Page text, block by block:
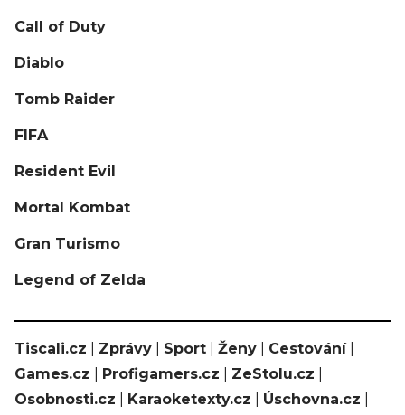
Call of Duty
Diablo
Tomb Raider
FIFA
Resident Evil
Mortal Kombat
Gran Turismo
Legend of Zelda
Tiscali.cz Zprávy Sport Ženy Cestování|
Games.cz
Profigamers.cz ZeStolu.cz
Osobnosti.cz
Karaoketexty.cz Úschovna.cz